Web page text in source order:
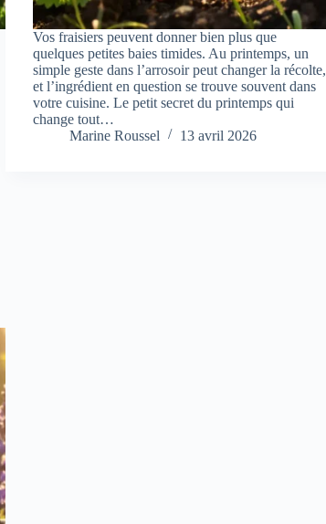
Vos fraisiers peuvent donner bien plus que
quelques petites baies timides. Au printemps, un
simple geste dans l’arrosoir peut changer la récolte,
et l’ingrédient en question se trouve souvent dans
votre cuisine. Le petit secret du printemps qui
change tout…
Marine Roussel
13 avril 2026